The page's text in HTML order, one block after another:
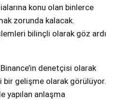
konu olan binlerce
zorunda kalacak.
bilinçli olarak göz ardı
denetçisi olarak
bir gelişme olarak görülüyor.
yapılan anlaşma